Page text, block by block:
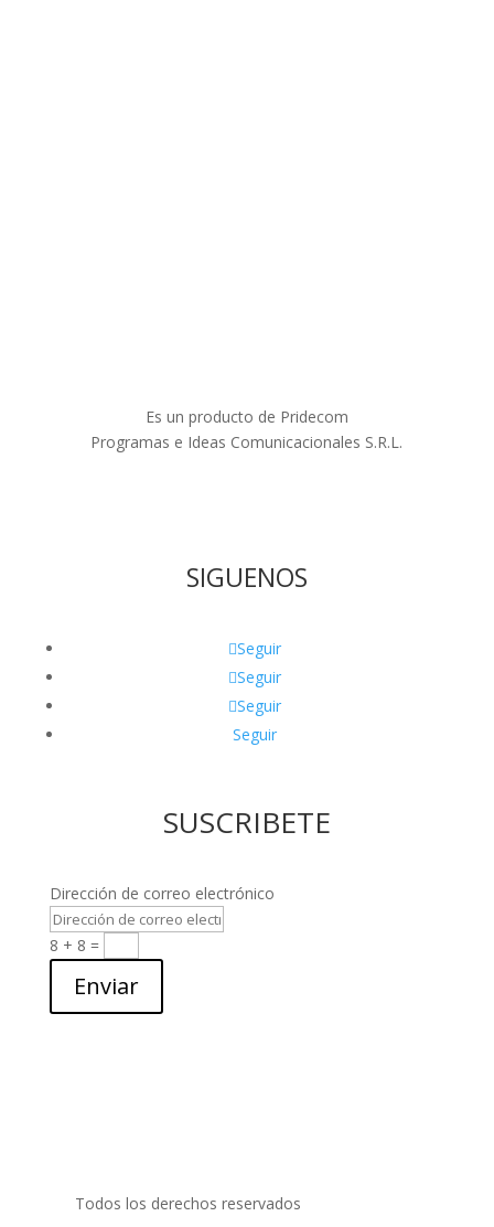
Es un producto de Pridecom
Programas e Ideas Comunicacionales S.R.L.
SIGUENOS
Seguir
Seguir
Seguir
Seguir
SUSCRIBETE
Dirección de correo electrónico
8 + 8 =
Enviar
Todos los derechos reservados